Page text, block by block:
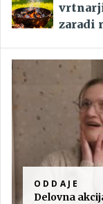
zaradi
ODDAJE
Delovna